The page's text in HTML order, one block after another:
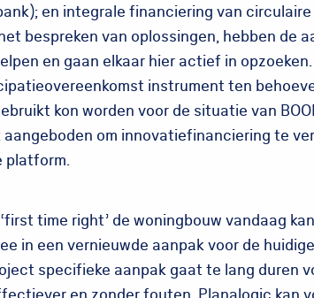
en integrale financiering van
bespreken van oplossingen, hebben de
en gaan elkaar hier actief in
instrument ten
kon worden voor de situatie van
aangeboden om innovatiefinanciering te
platform.
time right’ de woningbouw vandaag
in een vernieuwde aanpak voor de
specifieke aanpak gaat te lang duren